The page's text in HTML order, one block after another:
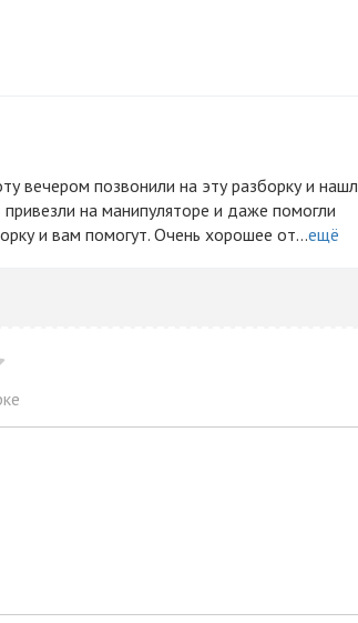
на манипуляторе и даже помогли
и вам помогут. Очень хорошее от...ещё